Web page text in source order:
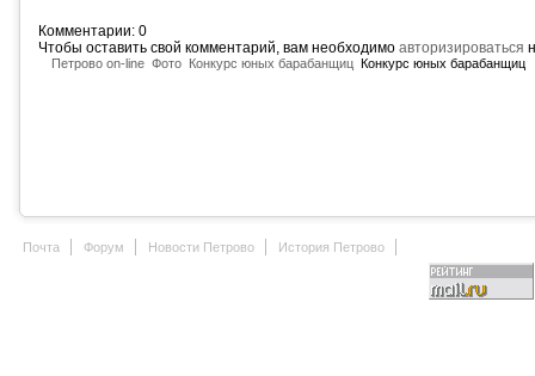
Комментарии: 0
Чтобы оставить свой комментарий, вам необходимо авторизироваться
Петрово on-line Фото Конкурс юных барабанщиц Конкурс юных барабанщиц
Почта Форум Новости Петрово История Петрово